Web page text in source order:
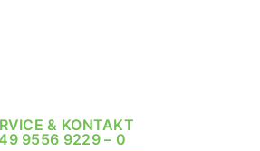
& KONTAKT
9556 9229 – 0